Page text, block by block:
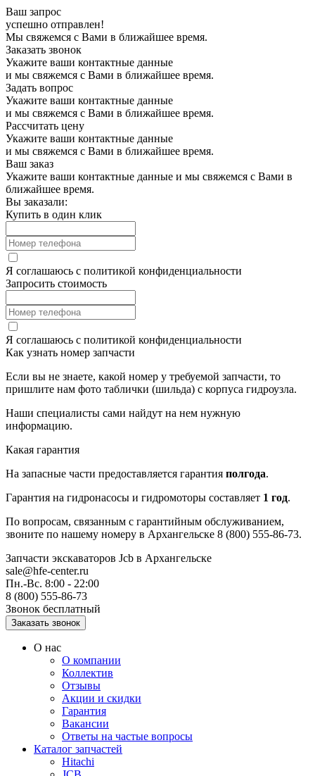
Ваш запрос
успешно отправлен!
Мы свяжемся с Вами в ближайшее время.
Заказать звонок
Укажите ваши контактные данные
и мы свяжемся с Вами в ближайшее время.
Задать вопрос
Укажите ваши контактные данные
и мы свяжемся с Вами в ближайшее время.
Рассчитать цену
Укажите ваши контактные данные
и мы свяжемся с Вами в ближайшее время.
Ваш заказ
Укажите ваши контактные данные и мы свяжемся с Вами в
ближайшее время.
Вы заказали:
Купить в один клик
Я соглашаюсь с политикой конфиденциальности
Запросить стоимость
Я соглашаюсь с политикой конфиденциальности
Как узнать номер запчасти
Если вы не знаете, какой номер у требуемой запчасти, то
пришлите нам фото таблички (шильда) с корпуса гидроузла.
Наши специалисты сами найдут на нем нужную
информацию.
Какая гарантия
На запасные части предоставляется гарантия полгода.
Гарантия на гидронасосы и гидромоторы составляет 1 год.
По вопросам, связанным с гарантийным обслуживанием,
звоните по нашему номеру в Архангельске 8 (800) 555-86-73.
Запчасти экскаваторов Jcb в Архангельске
sale@hfe-center.ru
Пн.-Вс. 8:00 - 22:00
8 (800) 555-86-73
Звонок бесплатный
О нас
О компании
Коллектив
Отзывы
Акции и скидки
Гарантия
Вакансии
Ответы на частые вопросы
Каталог запчастей
Hitachi